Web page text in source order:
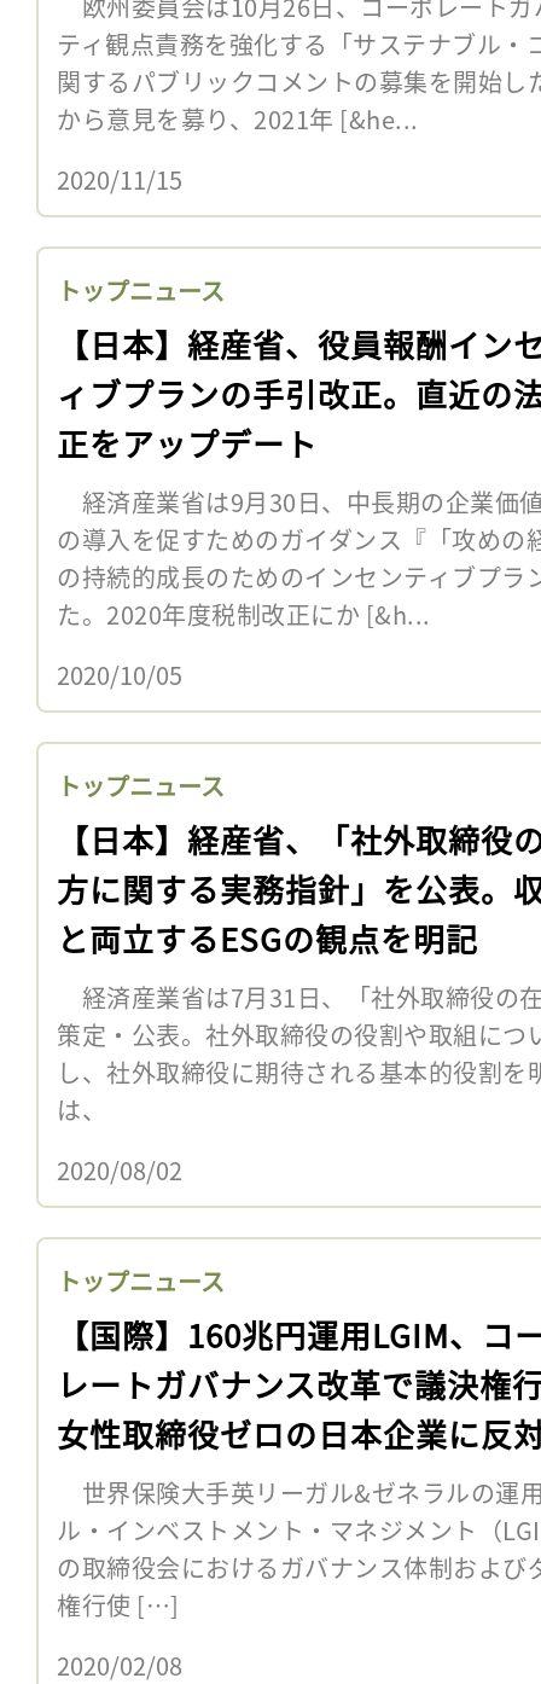
ティ観点責務を強化する「サステナブル
関するパブリックコメントの募集を開始
から意見を募り、2021年 [&he...
2020/11/15
トップニュース
【日本】経産省、役員報酬イン
ィブプランの手引改正。直近の
正をアップデート
経済産業省は9月30日、中長期の企業価
の導入を促すためのガイダンス『「攻めの
の持続的成長のためのインセンティブプラ
た。2020年度税制改正にか [&h...
2020/10/05
トップニュース
【日本】経産省、「社外取締役
方に関する実務指針」を公表。
と両立するESGの観点を明記
経済産業省は7月31日、「社外取締役の
策定・公表。社外取締役の役割や取組につ
し、社外取締役に期待される基本的役割
は、
2020/08/02
トップニュース
【国際】160兆円運用LGIM、コ
レートガバナンス改革で議決権
女性取締役ゼロの日本企業に反
世界保険大手英リーガル&ゼネラルの運
ル・インベストメント・マネジメント（
の取締役会におけるガバナンス体制および
権行使 […]
2020/02/08